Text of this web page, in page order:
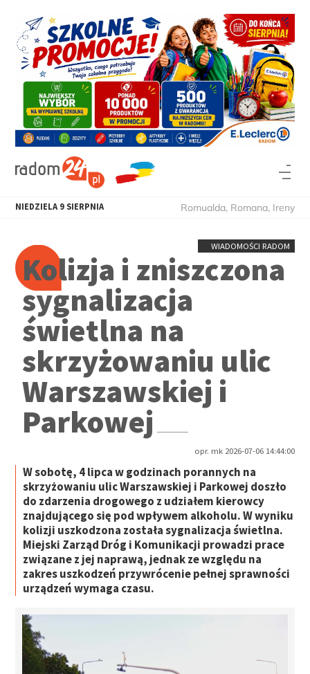
NIEDZIELA 9 SIERPNIA Romualda, Romana, Ireny
WIADOMOŚCI RADOM
Kolizja i zniszczona
sygnalizacja
świetlna na
skrzyżowaniu ulic
Warszawskiej i
Parkowej
opr. mk 2026-07-06 14:44:00
W sobotę, 4 lipca w godzinach porannych na
skrzyżowaniu ulic Warszawskiej i Parkowej doszło
do zdarzenia drogowego z udziałem kierowcy
znajdującego się pod wpływem alkoholu. W wyniku
kolizji uszkodzona została sygnalizacja świetlna.
Miejski Zarząd Dróg i Komunikacji prowadzi prace
związane z jej naprawą, jednak ze względu na
zakres uszkodzeń przywrócenie pełnej sprawności
urządzeń wymaga czasu.